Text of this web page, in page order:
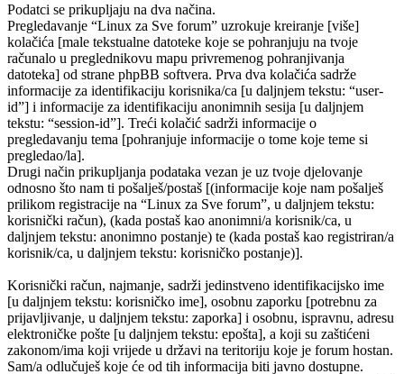
Podatci se prikupljaju na dva načina.
Pregledavanje “Linux za Sve forum” uzrokuje kreiranje [više]
kolačića [male tekstualne datoteke koje se pohranjuju na tvoje
računalo u preglednikovu mapu privremenog pohranjivanja
datoteka] od strane phpBB softvera. Prva dva kolačića sadrže
informacije za identifikaciju korisnika/ca [u daljnjem tekstu: “user-
id”] i informacije za identifikaciju anonimnih sesija [u daljnjem
tekstu: “session-id”]. Treći kolačić sadrži informacije o
pregledavanju tema [pohranjuje informacije o tome koje teme si
pregledao/la].
Drugi način prikupljanja podataka vezan je uz tvoje djelovanje
odnosno što nam ti pošalješ/postaš [(informacije koje nam pošalješ
prilikom registracije na “Linux za Sve forum”, u daljnjem tekstu:
korisnički račun), (kada postaš kao anonimni/a korisnik/ca, u
daljnjem tekstu: anonimno postanje) te (kada postaš kao registriran/a
korisnik/ca, u daljnjem tekstu: korisničko postanje)].
Korisnički račun, najmanje, sadrži jedinstveno identifikacijsko ime
[u daljnjem tekstu: korisničko ime], osobnu zaporku [potrebnu za
prijavljivanje, u daljnjem tekstu: zaporka] i osobnu, ispravnu, adresu
elektroničke pošte [u daljnjem tekstu: epošta], a koji su zaštićeni
zakonom/ima koji vrijede u državi na teritoriju koje je forum hostan.
Sam/a odlučuješ koje će od tih informacija biti javno dostupne.